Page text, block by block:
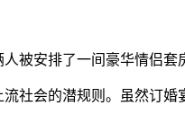
被安排了一间豪华情侣套
社会的潜规则。虽然订